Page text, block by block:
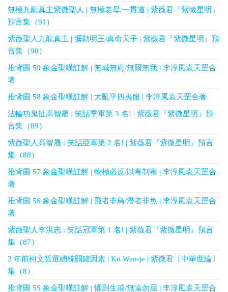
無極九龍真主紫微聖人 | 無極老母/一貫道 | 紫薇君『紫微星明』
預言集（91）
紫薇聖人九龍真主 | 彌勒明王/真命天子 | 紫薇君『紫微星明』預
言集（90）
推背圖 59 象金聖嘆註解 | 無城無府/無爾無我 | 李淳風袁天罡合
著
推背圖 58 象金聖嘆註解 | 大亂平四夷服 | 李淳風袁天罡合著
法輪功鬼扯高智晟 : 笑話季軍第 3 名! | 紫薇君『紫微星明』預
言集（89）
紫薇聖人高智晟 : 笑話亞軍第 2 名! | 紫薇君『紫微星明』預言
集（88）
推背圖 57 象金聖嘆註解 | 物極必反/以毒制毒 | 李淳風袁天罡合
著
推背圖 56 象金聖嘆註解 | 飛者非鳥/潛者非魚 | 李淳風袁天罡合
著
紫薇聖人李洪志 : 笑話冠軍第 1 名! | 紫薇君『紫微星明』預言
集（87）
2 年前柯文哲選總統關鍵因素 | Ko Wen-je | 紫微君〔中華世論〕
集（8）
推背圖 55 象金聖嘆註解 | 懼則生戒/無遠勿屆 | 李淳風袁天罡合